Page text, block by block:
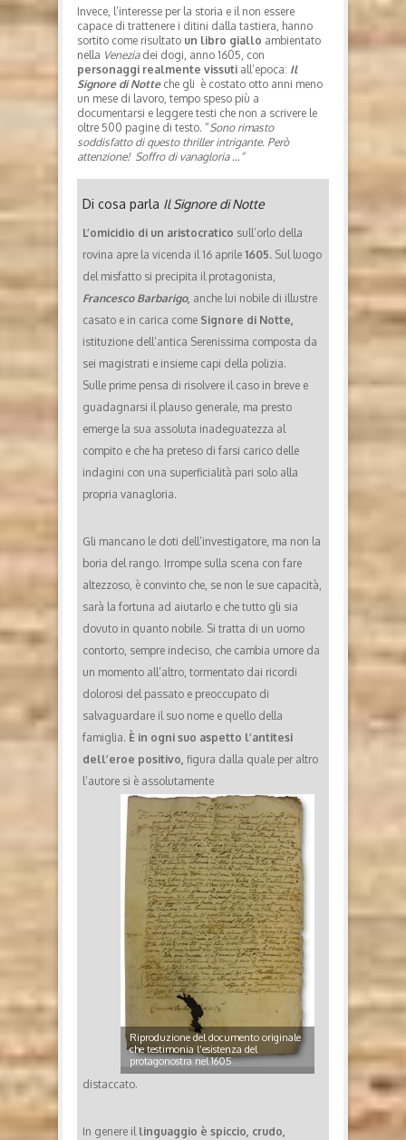
Invece, l’interesse per la storia e il non essere
capace di trattenere i ditini dalla tastiera, hanno
sortito come risultato un libro giallo ambientato
nella Veneziadei dogi, anno 1605, con
personaggi realmente vissuti all’epoca: Il
Signore di Notte che gli è costato otto anni meno
un mese di lavoro, tempo speso più a
documentarsi e leggere testi che non a scrivere le
oltre 500 pagine di testo. “Sono rimasto
soddisfatto di questo thriller intrigante. Però
attenzione! Soffro di vanagloria …”
Di cosa parla Il Signore di Notte
L’omicidio di un aristocratico sull’orlo della
rovina apre la vicenda il 16 aprile 1605. Sul luogo
del misfatto si precipita il protagonista,
Francesco Barbarigo, anche lui nobile di illustre
casato e in carica come Signore di Notte,
istituzione dell’antica Serenissima composta da
sei magistrati e insieme capi della polizia.
Sulle prime pensa di risolvere il caso in breve e
guadagnarsi il plauso generale, ma presto
emerge la sua assoluta inadeguatezza al
compito e che ha preteso di farsi carico delle
indagini con una superficialità pari solo alla
propria vanagloria.
Gli mancano le doti dell’investigatore, ma non la
boria del rango. Irrompe sulla scena con fare
altezzoso, è convinto che, se non le sue capacità,
sarà la fortuna ad aiutarlo e che tutto gli sia
dovuto in quanto nobile. Si tratta di un uomo
contorto, sempre indeciso, che cambia umore da
un momento all’altro, tormentato dai ricordi
dolorosi del passato e preoccupato di
salvaguardare il suo nome e quello della
famiglia. È in ogni suo aspetto l’antitesi
dell’eroe positivo, figura dalla quale per altro
l’autore si è assolutamente
Riproduzione del documento originale
che testimonia l’esistenza del
protagonostra nel 1605
distaccato.
In genere il linguaggio è spiccio, crudo,